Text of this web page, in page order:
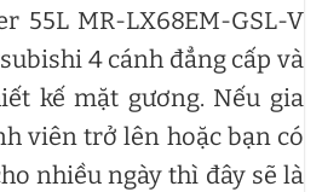
55L MR-LX68EM-GSL-V
4 cánh đẳng cấp và
kế mặt gương. Nếu gia
viên trở lên hoặc bạn có
nhiều ngày thì đây sẽ là